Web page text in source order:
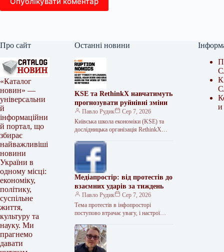
Про сайт
«Каталог
новин» —
універсальни
й
інформаційни
й портал, що
збирає
найважливіші
новини
України в
одному місці:
економіку,
політику,
суспільне
життя,
культуру та
науку. Ми
прагнемо
давати
Останні новини
KSE та RethinkX навчатимуть
прогнозувати руйнівні зміни
Павло Рудик
Сер 7, 2026
Київська школа економіки (KSE) та
дослідницька організація RethinkX
«Економіка руйнівних змін». Це
тритижнева програма, що
Медіапростір: від протестів до
взаємних ударів за тиждень
Павло Рудик
Сер 7, 2026
Тема протестів в інфопросторі
поступово втрачає увагу, і настрої
Зведення з інформаційної війни за 25–
31 липня…
и